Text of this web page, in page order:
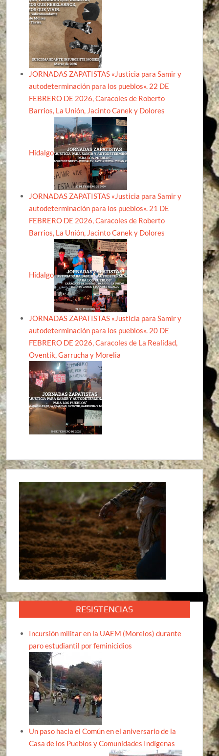
JORNADAS ZAPATISTAS «Justicia para Samir y
autodeterminación para los pueblos». 22 DE
FEBRERO DE 2026, Caracoles de Roberto
Barrios, La Unión, Jacinto Canek y Dolores
Hidalgo
JORNADAS ZAPATISTAS «Justicia para Samir y
autodeterminación para los pueblos». 21 DE
FEBRERO DE 2026, Caracoles de Roberto
Barrios, La Unión, Jacinto Canek y Dolores
Hidalgo
JORNADAS ZAPATISTAS «Justicia para Samir y
autodeterminación para los pueblos». 20 DE
FEBRERO DE 2026, Caracoles de La Realidad,
Oventik, Garrucha y Morelia
RESISTENCIAS
Incursión militar en la UAEM (Morelos) durante
paro estudiantil por feminicidios
Un paso hacia el Común en el aniversario de la
Casa de los Pueblos y Comunidades Indígenas